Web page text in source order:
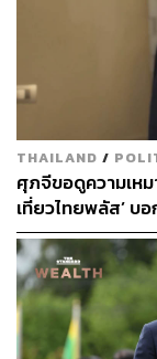
“กระทรวงพาณิช
ท่านนายกรัฐมนต
ประกอบการสินค้
เสริมอัตลักษณ์ไท
เชื่อมโยงกับการ
วิจัยมาต่อยอดใน
วัตถุดิบธรรมชาติ
คุ้มค่าและการพัฒ
ต่างประเทศรองรั
FTA ไว้ นอกจาก
ประกอบการเรื่อง
THAILAND /
ศุภจีขอดูความเหม
เที่ยวไทยพลัส’ บ
จำเป็นต้องออกพ